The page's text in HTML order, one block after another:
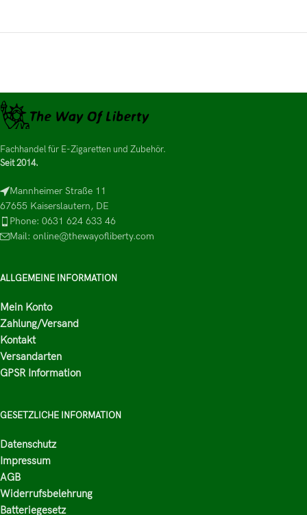
Fachhandel für E-Zigaretten und Zubehör.
Seit 2014.
Mannheimer Straße 11
67655 Kaiserslautern, DE
Phone: 0631 624 633 46
Mail: online@thewayofliberty.com
ALLGEMEINE INFORMATION
Mein Konto
Zahlung/Versand
Kontakt
Versandarten
GPSR Information
GESETZLICHE INFORMATION
Datenschutz
Impressum
AGB
Widerrufsbelehrung
Batteriegesetz